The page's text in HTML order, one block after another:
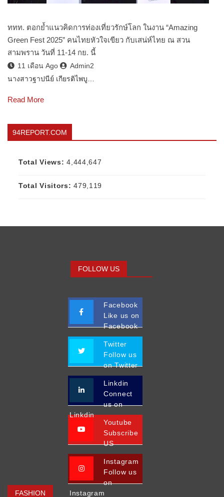
ททท. ตอกย้ำแนวคิดการท่องเที่ยวรักษ์โลก ในงาน “Amazing
Green Fest 2025” คนไทยหัวใจเขียว กับเสน่ห์ไทย ณ สวน
สามพราน วันที่ 11-14 กย. นี้
11 เดือน Ago
Admin2
นางสาวฐาปนีย์ เกียรติไพบู…
Read More
94REPORT.COM
Total Views:4,444,647
Total Visitors:479,119
FASHION
FOLLOW US
Facebook
Like us on
Facebook
Twitter
Follow us
on Twitter
Linkdin
Connect
us on
Linkdin
Youtube
Subscribe
US
Instagram
Follow us
on
Instagram